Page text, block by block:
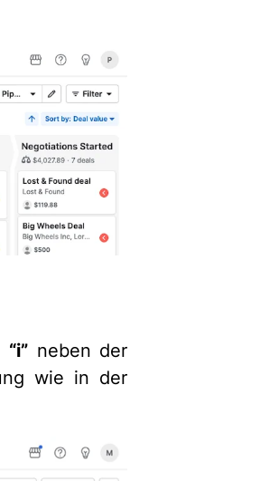
“i” neben der
wie in der